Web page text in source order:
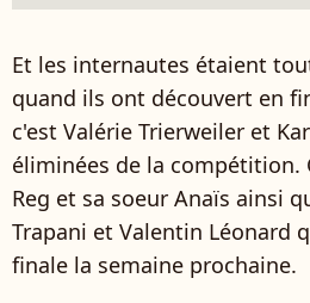
Et les internautes étaient
quand ils ont découvert en
c'est Valérie Trierweiler et
éliminées de la compétition.
Reg et sa soeur Anaïs ainsi
Trapani et Valentin Léonard
finale la semaine prochaine.